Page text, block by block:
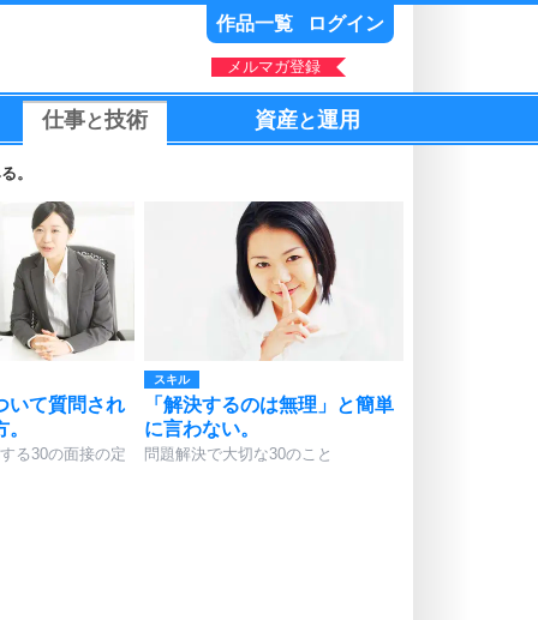
作品一覧 ログイン
メルマガ登録
仕事と技術 資産と運用
。
いて質問され
る30の面接の定
スキル
「解決するのは無理」と簡単
に言わない。
問題解決で大切な30のこと